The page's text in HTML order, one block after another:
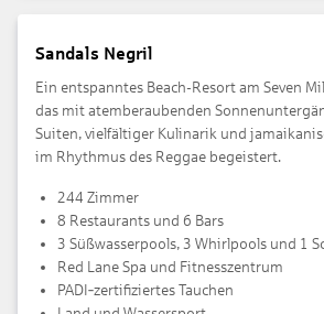
Sandals Negril
Ein entspanntes Beach-Resort am Seven
das mit atemberaubenden
Suiten, vielfältiger Kulinarik und
im Rhythmus des Reggae begeistert.
244 Zimmer
8 Restaurants und 6 Bars
3 Süßwasserpools, 3 Whirlpools und 1
Red Lane Spa und Fitnesszentrum
PADI‑zertifiziertes Tauchen